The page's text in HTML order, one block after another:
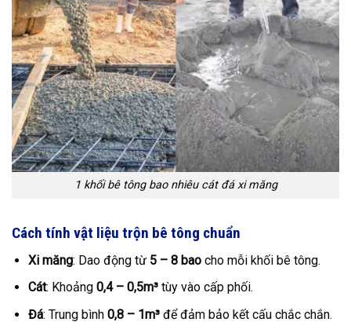
1 khối bê tông bao nhiêu cát đá xi măng
Cách tính vật liệu trộn bê tông chuẩn
Xi măng: Dao động từ 5 – 8 baocho mỗi khối bê tông.
Cát: Khoảng 0,4 – 0,5m³tùy vào cấp phối.
Đá: Trung bình 0,8 – 1m³để đảm bảo kết cấu chắc chắn.